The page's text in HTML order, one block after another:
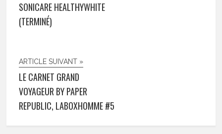
SONICARE HEALTHYWHITE
(TERMINÉ)
ARTICLE SUIVANT »
LE CARNET GRAND
VOYAGEUR BY PAPER
REPUBLIC, LABOXHOMME #5